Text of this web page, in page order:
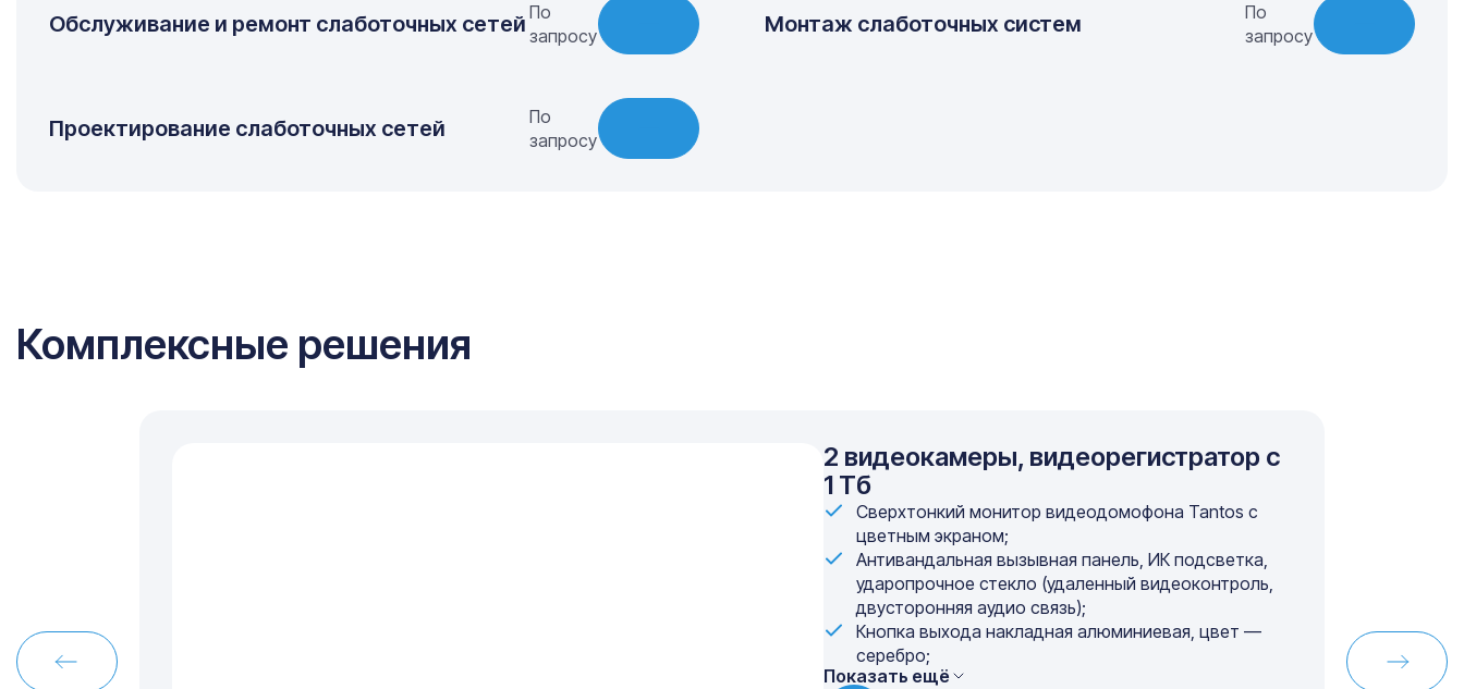
Обслуживание и ремонт слаботочных сетей По
запросу
Монтаж слаботочных систем
По
запросу
Проектирование слаботочных сетей
По
запросу
Комплексные решения
2 видеокамеры, видеорегистратор с
1 Тб
Сверхтонкий монитор видеодомофона Tantos с
цветным экраном;
Антивандальная вызывная панель, ИК подсветка,
ударопрочное стекло (удаленный видеоконтроль,
двусторонняя аудио связь);
Кнопка выхода накладная алюминиевая, цвет —
серебро;
Показать ещё